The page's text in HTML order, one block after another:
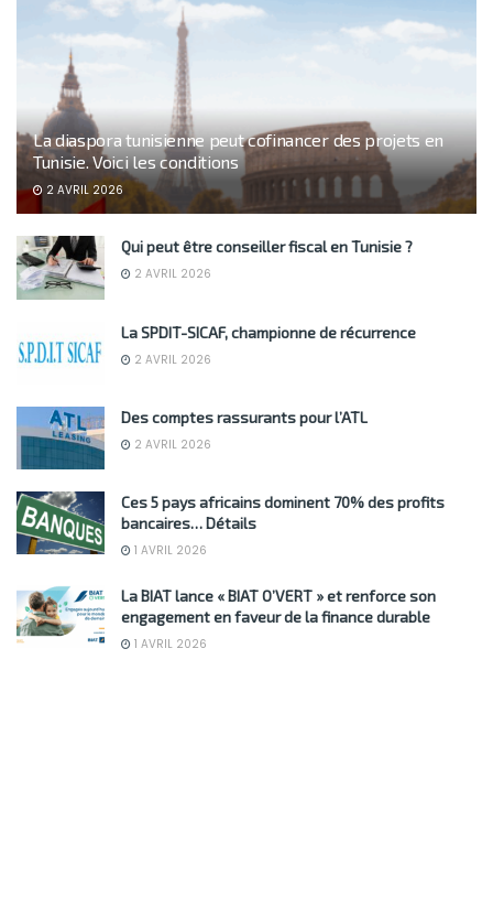
La diaspora tunisienne peut cofinancer des projets en
Tunisie. Voici les conditions
2 AVRIL 2026
Qui peut être conseiller fiscal en Tunisie ?
2 AVRIL 2026
La SPDIT-SICAF, championne de récurrence
2 AVRIL 2026
Des comptes rassurants pour l’ATL
2 AVRIL 2026
Ces 5 pays africains dominent 70% des profits
bancaires… Détails
1 AVRIL 2026
La BIAT lance « BIAT O’VERT » et renforce son
engagement en faveur de la finance durable
1 AVRIL 2026